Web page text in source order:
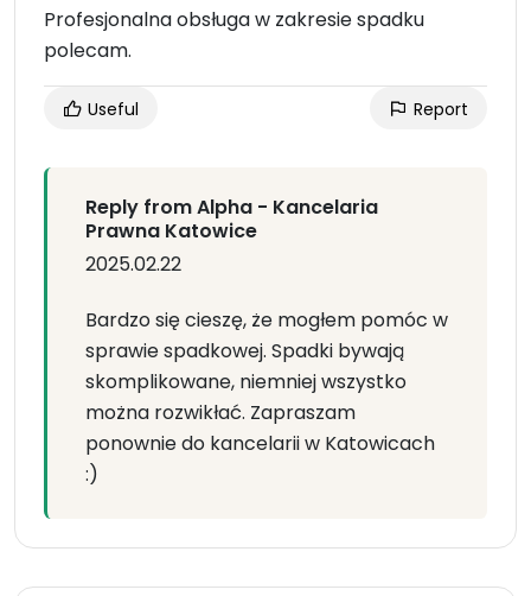
Profesjonalna obsługa w zakresie spadku
polecam.
Useful Report
Reply from Alpha - Kancelaria
Prawna Katowice
2025.02.22
Bardzo się cieszę, że mogłem pomóc w
sprawie spadkowej. Spadki bywają
skomplikowane, niemniej wszystko
można rozwikłać. Zapraszam
ponownie do kancelarii w Katowicach
:)